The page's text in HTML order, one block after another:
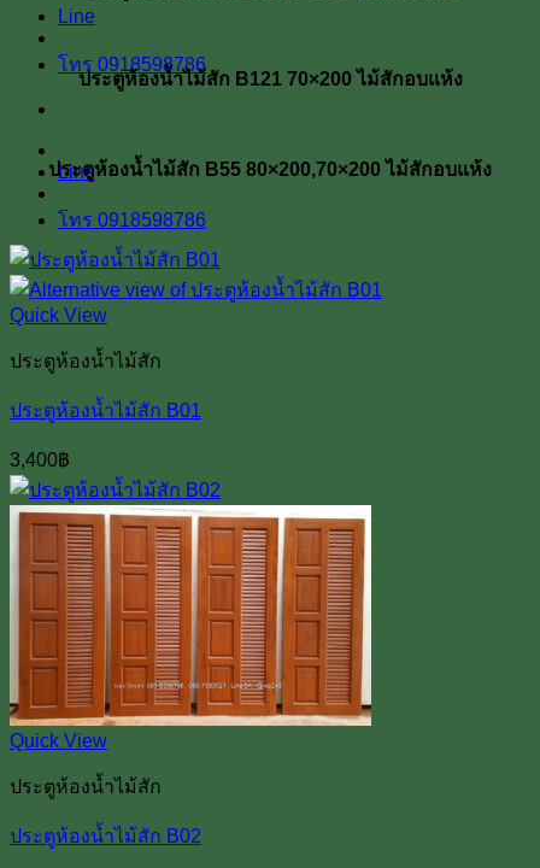
Line
โทร 0918598786
Line
โทร 0918598786
ประตูห้องน้ำไม้สัก B121 70×200 ไม้สักอบแห้ง
ประตูห้องน้ำไม้สัก B55 80×200,70×200 ไม้สักอบแห้ง
Quick View
ประตูห้องน้ำไม้สัก
ประตูห้องน้ำไม้สัก B01
3,400฿
Quick View
ประตูห้องน้ำไม้สัก
ประตูห้องน้ำไม้สัก B02